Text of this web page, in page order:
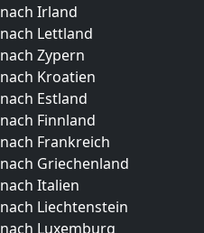
Irland
Lettland
Zypern
Kroatien
Estland
Finnland
Frankreich
Griechenland
Italien
Liechtenstein
Luxemburg